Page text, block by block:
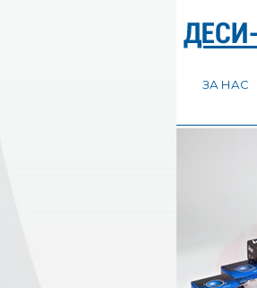
ЗА НАС